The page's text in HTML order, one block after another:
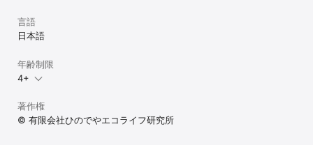
言語
日本語
年齢制限
4+
著作権
© 有限会社ひのでやエコライフ研究所